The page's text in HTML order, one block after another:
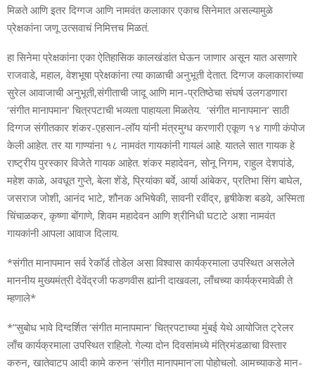
मिळते आणि इतर दिग्गज आणि नामवंत कलाकार एकाच सिनेमात असल्यामुळे
प्रेक्षकांना जणू उत्सवाचं निमित्तच मिळतं.
हा सिनेमा प्रेक्षकांना एका ऐतिहासिक कालखंडांत घेऊन जाणार असून यात असणारे
राजवाडे, महाल, वेशभूषा प्रेक्षकांना त्या काळाची अनुभूती देतात. दिग्गज कलाकारांच्या
सुरेल आवाजाची अनुभूती,संगीताची जादू आणि मान-प्रतिष्ठेचा संघर्ष उलगडणारा
‘संगीत मानापमान’ चित्रपटाची भव्यता पाहायला मिळतेय. ‘संगीत मानापमान’ साठी
दिग्गज संगीतकार शंकर-एहसान-लॉय यांनी मंत्रमुग्ध करणारी एकूण १४ गाणी कंपोज
केली आहेत. तर या गाण्यांना १८ नामवंत गायकांनी गायलं आहे. यातले सात गायक हे
राष्ट्रीय पुरस्कार विजेते गायक आहेत. शंकर महादेवन, सोनू निगम, राहुल देशपांडे,
महेश काळे, अवधूत गुप्ते, बेला शेंडे, प्रियांका बर्वे, आर्या आंबेकर, प्रतिभा सिंग बाघेल,
जसराज जोशी, आनंद भाटे, शौनक अभिषेकी, सावनी रवींद्र, हृषीकेश बडवे, अस्मिता
चिंचाळकर, कृष्णा बोंगाणे, शिवम महादेवन आणि श्रीनिधी घटाटे अशा नामवंत
गायकांनी आपला आवाज दिलाय.
*संगीत मानापमान सर्व रेकाॅर्ड तोडेल असा विश्वास कार्यक्रमाला उपस्थित असलेले
माननीय मुख्यमंत्री देवेंद्रजी फडणवीस ह्यांनी दाखवला, लाँचच्या कार्यक्रमावेळी ते
म्हणाले*
*”सुबोध भावे दिग्दर्शित ‘संगीत मानापमान’ चित्रपटाच्या मुंबई येथे आयोजित ट्रेलर
लाँच कार्यक्रमाला उपस्थित राहिलो. गेल्या दोन दिवसांमध्ये मंत्रिमंडळाचा विस्तार
करुन, खातेवाटप आदी कामे करुन ‘संगीत मानापमान’ला पोहोचलो. आमच्याकडे मान-